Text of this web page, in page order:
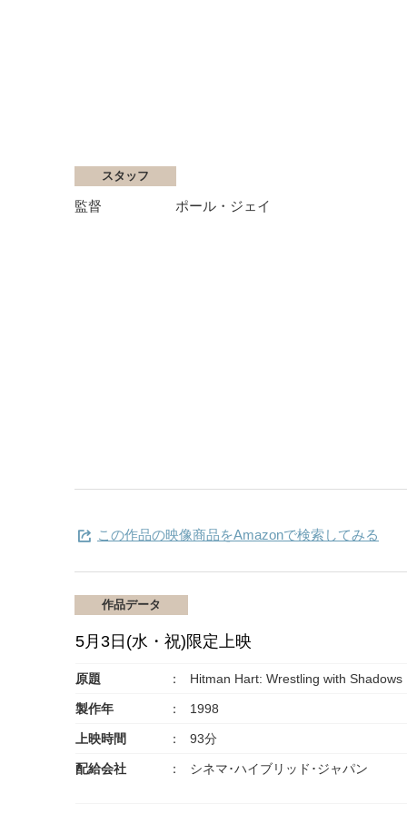
スタッフ
監督 ポール・ジェイ
この作品の映像商品をAmazonで検索してみる
作品データ
5月3日(水・祝)限定上映
原題 Hitman Hart: Wrestling with Shadows
製作年 1998
上映時間 93分
配給会社 シネマ･ハイブリッド･ジャパン